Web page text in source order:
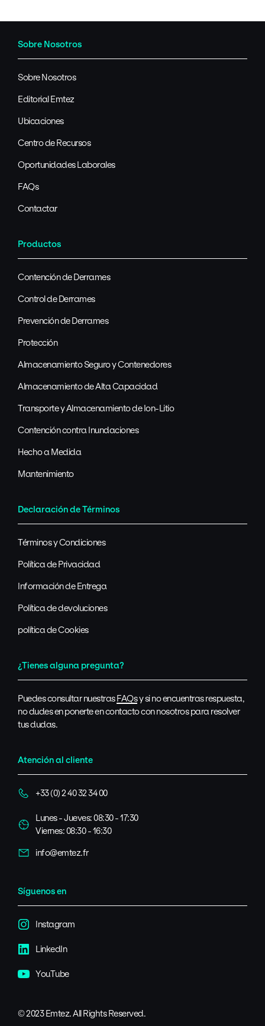
pagepage
Sobre Nosotros
Sobre Nosotros
Editorial Emtez
Ubicaciones
Centro de Recursos
Oportunidades Laborales
FAQs
Contactar
Productos
Contención de Derrames
Control de Derrames
Prevención de Derrames
Protección
Almacenamiento Seguro y Contenedores
Almacenamiento de Alta Capacidad
Transporte y Almacenamiento de Ion-Litio
Contención contra Inundaciones
Hecho a Medida
Mantenimiento
Declaración de Términos
Términos y Condiciones
Política de Privacidad
Información de Entrega
Política de devoluciones
política de Cookies
¿Tienes alguna pregunta?
Puedes consultar nuestrasFAQsy si no encuentras respuesta,
no dudes en ponerte en contacto con nosotros para resolver
tus dudas.
Atención al cliente
+33 (0) 2 40 32 34 00
Lunes - Jueves: 08:30 - 17:30
Viernes: 08:30 - 16:30
info@emtez.fr
Síguenos en
Instagram
LinkedIn
YouTube
© 2023 Emtez. All Rights Reserved.